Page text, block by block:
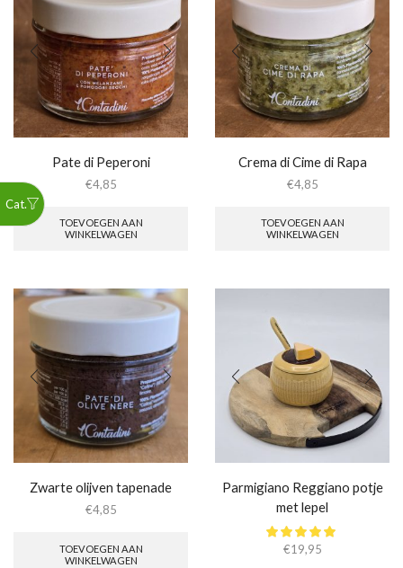
Pate di Peperoni
€4,85
TOEVOEGEN AAN
WINKELWAGEN
Crema di Cime di Rapa
€4,85
TOEVOEGEN AAN
WINKELWAGEN
Zwarte olijven tapenade
€4,85
TOEVOEGEN AAN
WINKELWAGEN
Parmigiano Reggiano potje
met lepel
€19,95